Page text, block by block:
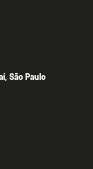
São Paulo